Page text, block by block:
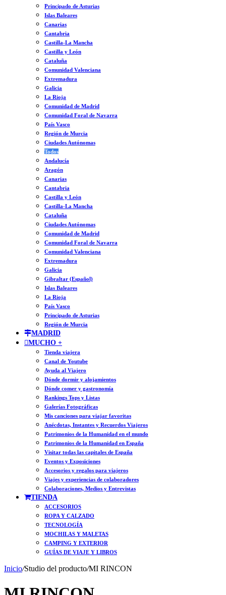
Principado de Asturias
Islas Baleares
Canarias
Cantabria
Castilla-La Mancha
Castilla y León
Cataluña
Comunidad Valenciana
Extremadura
Galicia
La Rioja
Comunidad de Madrid
Comunidad Foral de Navarra
País Vasco
Región de Murcia
Ciudades Autónomas
Todos
Andalucía
Aragón
Canarias
Cantabria
Castilla y León
Castilla-La Mancha
Cataluña
Ciudades Autónomas
Comunidad de Madrid
Comunidad Foral de Navarra
Comunidad Valenciana
Extremadura
Galicia
Gibraltar (Español)
Islas Baleares
La Rioja
País Vasco
Principado de Asturias
Región de Murcia
MADRID
MUCHO +
Tienda viajera
Canal de Youtube
Ayuda al Viajero
Dónde dormir y alojamientos
Dónde comer y gastronomía
Rankings Tops y Listas
Galerías Fotográficas
Mis canciones para viajar favoritas
Anécdotas, Instantes y Recuerdos Viajeros
Patrimonios de la Humanidad en el mundo
Patrimonios de la Humanidad en España
Visitar todas las capitales de España
Eventos y Exposiciones
Accesorios y regalos para viajeros
Viajes y experiencias de colaboradores
Colaboraciones, Medios y Entrevistas
TIENDA
ACCESORIOS
ROPA Y CALZADO
TECNOLOGÍA
MOCHILAS Y MALETAS
CAMPING Y EXTERIOR
GUÍAS DE VIAJE Y LIBROS
Inicio/Studio del producto/MI RINCON